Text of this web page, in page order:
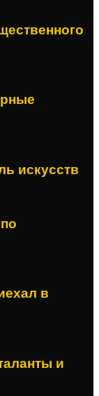
искусств
в
и